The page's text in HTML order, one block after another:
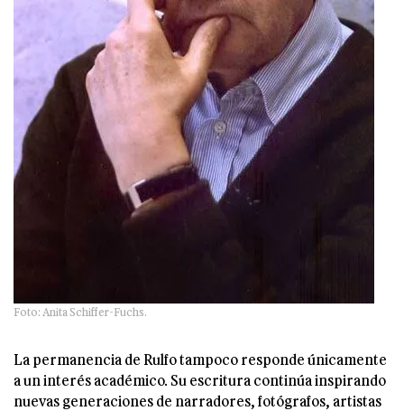
Foto: Anita Schiffer-Fuchs.
La permanencia de Rulfo tampoco responde únicamente
a un interés académico. Su escritura continúa inspirando
nuevas generaciones de narradores, fotógrafos, artistas